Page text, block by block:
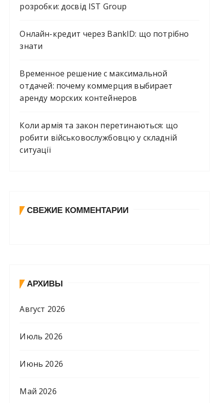
розробки: досвід IST Group
Онлайн-кредит через BankID: що потрібно
знати
Временное решение с максимальной
отдачей: почему коммерция выбирает
аренду морских контейнеров
Коли армія та закон перетинаються: що
робити військовослужбовцю у складній
ситуації
СВЕЖИЕ КОММЕНТАРИИ
АРХИВЫ
Август 2026
Июль 2026
Июнь 2026
Май 2026